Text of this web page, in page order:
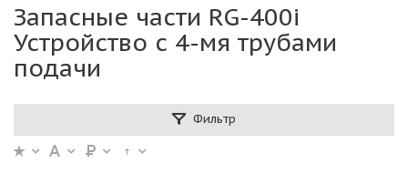
Запасные части RG-400i
Устройство с 4-мя трубами
подачи
Фильтр